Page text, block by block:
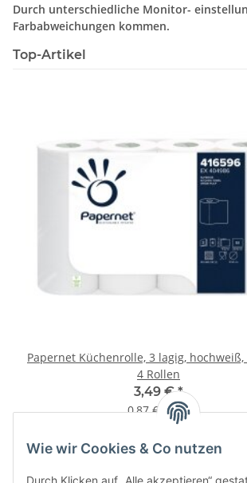
Wie wir Cookies & Co nutzen
Durch unterschiedliche Monitor-
Farbabweichungen kommen.
Top-Artikel
Papernet Küchenrolle, 3 lagig, hochweiß,
4 Rollen
3,49 €*
0,87 € pro 1